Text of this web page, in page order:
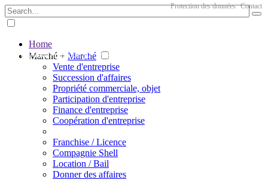
The big marketplace for business
Protection des données Contact
Home
Marché + Marché
Vente d'entreprise
Succession d'affaires
Propriété commerciale, objet
Participation d'entreprise
Finance d'entreprise
Coopération d'entreprise
Franchise / Licence
Compagnie Shell
Location / Bail
Donner des affaires